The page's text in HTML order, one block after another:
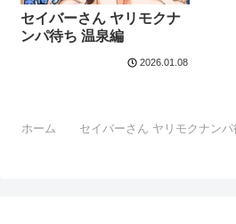
セイバーさん ヤリモクナ
ンパ待ち 温泉編
2026.01.08
ホーム セイバーさん ヤリモクナンパ